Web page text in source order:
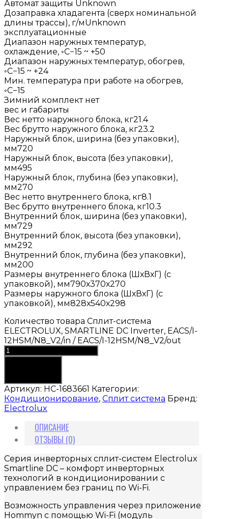
Автомат защиты Unknown
Дозаправка хладагента (сверх номинальной
длины трассы), г/мUnknown
эксплуатационные
Диапазон наружных температур,
охлаждение, ◦С−15 ~ +50
Диапазон наружных температур, обогрев,
◦С−15 ~ +24
Мин. температура при работе на обогрев,
◦С−15
Зимний комплект нет
вес и габариты
Вес нетто наружного блока, кг21.4
Вес брутто наружного блока, кг23.2
Наружный блок, ширина (без упаковки),
мм720
Наружный блок, высота (без упаковки),
мм495
Наружный блок, глубина (без упаковки),
мм270
Вес нетто внутреннего блока, кг8.1
Вес брутто внутреннего блока, кг10.3
Внутренний блок, ширина (без упаковки),
мм729
Внутренний блок, высота (без упаковки),
мм292
Внутренний блок, глубина (без упаковки),
мм200
Размеры внутреннего блока (ШхВхГ) (с
упаковкой), мм790х370х270
Размеры наружного блока (ШхВхГ) (с
упаковкой), мм828х540х298
Количество товара Сплит-система
ELECTROLUX, SMARTLINE DC Inverter, EACS/I-
12HSM/N8_V2/in / EACS/I-12HSM/N8_V2/out
Артикул: НС-1683661 Категории:
Кондиционирование, Сплит система Бренд:
Electrolux
ОПИСАНИЕ
ОТЗЫВЫ (0)
Серия инверторных сплит-систем Electrolux
Smartline DC – комфорт инверторных
технологий в кондиционировании с
управлением без границ по Wi-Fi.
Возможность управления через приложение
Hommyn с помощью Wi-Fi (модуль